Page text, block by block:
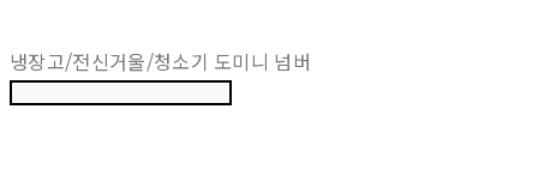
냉장고/전신거울/청소기 도미니 넘버